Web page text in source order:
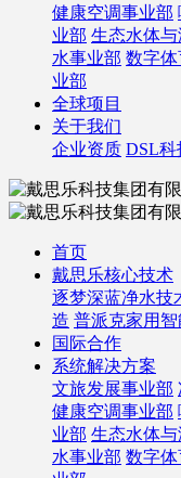
健康空调事业部
业部 生态水体
水事业部 数字
业部
全球项目
关于我们
企业资质 DSL科
首页
戴思乐核心技术
逐梦深蓝净水技
造 普派克家用
国际合作
系统解决方案
文旅发展事业部
健康空调事业部
业部 生态水体
水事业部 数字